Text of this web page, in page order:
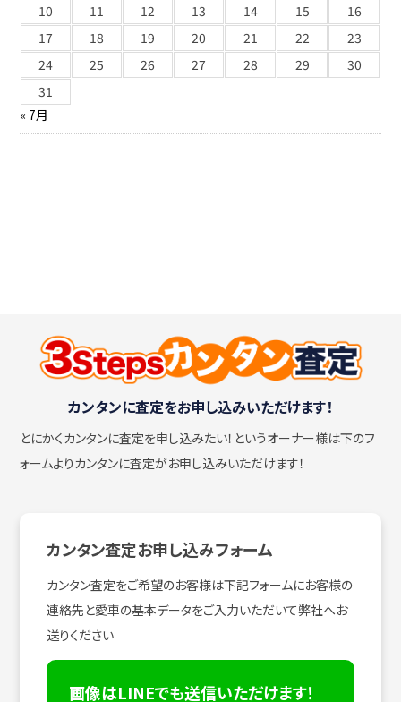
10
11 12 13 14 15
16
17
18 19 20 21 22
23
24
25 26 27 28 29
30
31
« 7月
カンタンに査定をお申し込みいただけます！
とにかくカンタンに査定を申し込みたい！ というオーナー様は下のフ
ォームよりカンタンに査定がお申し込みいただけます！
カンタン査定お申し込みフォーム
カンタン査定をご希望のお客様は下記フォームにお客様の
連絡先と愛車の基本データをご入力いただいて弊社へお
送りください
画像はLINEでも送信いただけます！